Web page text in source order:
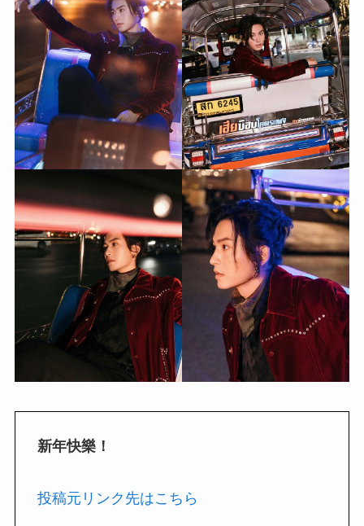
新年快樂！
投稿元リンク先はこちら